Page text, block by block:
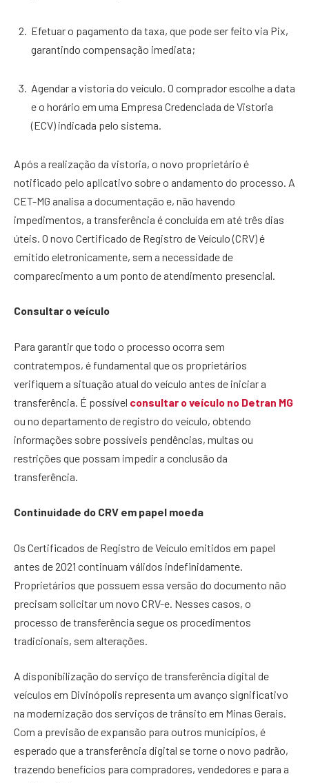
Efetuar o pagamento da taxa, que pode ser feito via Pix,
garantindo compensação imediata;
Agendar a vistoria do veículo. O comprador escolhe a data
e o horário em uma Empresa Credenciada de Vistoria
(ECV) indicada pelo sistema.
Após a realização da vistoria, o novo proprietário é
notificado pelo aplicativo sobre o andamento do processo. A
CET-MG analisa a documentação e, não havendo
impedimentos, a transferência é concluída em até três dias
úteis. O novo Certificado de Registro de Veículo (CRV) é
emitido eletronicamente, sem a necessidade de
comparecimento a um ponto de atendimento presencial.
Consultar o veículo
Para garantir que todo o processo ocorra sem
contratempos, é fundamental que os proprietários
verifiquem a situação atual do veículo antes de iniciar a
transferência. É possível consultar o veículo no Detran MG
ou no departamento de registro do veículo, obtendo
informações sobre possíveis pendências, multas ou
restrições que possam impedir a conclusão da
transferência.
Continuidade do CRV em papel moeda
Os Certificados de Registro de Veículo emitidos em papel
antes de 2021 continuam válidos indefinidamente.
Proprietários que possuem essa versão do documento não
precisam solicitar um novo CRV-e. Nesses casos, o
processo de transferência segue os procedimentos
tradicionais, sem alterações.
A disponibilização do serviço de transferência digital de
veículos em Divinópolis representa um avanço significativo
na modernização dos serviços de trânsito em Minas Gerais.
Com a previsão de expansão para outros municípios, é
esperado que a transferência digital se torne o novo padrão,
trazendo benefícios para compradores, vendedores e para a